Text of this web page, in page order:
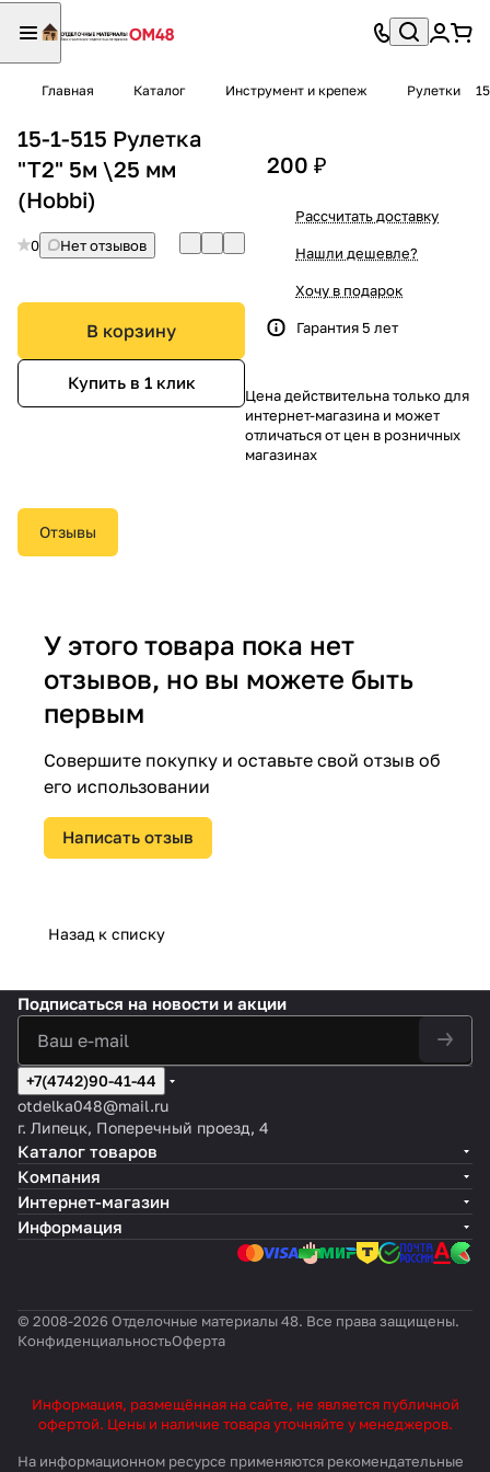
Главная Каталог Инструмент и крепеж Рулетки
15-1-515 Рулетка
"Т2" 5м \25 мм
(Hobbi)
0 Нет отзывов
В корзину
Купить в 1 клик
200 ₽
Рассчитать доставку
Нашли дешевле?
Хочу в подарок
Гарантия 5 лет
Цена действительна только для
интернет-магазина и может
отличаться от цен в розничных
магазинах
Отзывы
У этого товара пока нет
отзывов, но вы можете быть
первым
Совершите покупку и оставьте свой отзыв об
его использовании
Написать отзыв
Назад к списку
Подписаться на новости и акции
+7(4742)90-41-44
otdelka048@mail.ru
г. Липецк, Поперечный проезд, 4
Каталог товаров
Компания
Интернет-магазин
Информация
© 2008-2026 Отделочные материалы 48. Все права защищены.
КонфиденциальностьОферта
Информация, размещённая на сайте, не является публичной
офертой. Цены и наличие товара уточняйте у менеджеров.
На информационном ресурсе применяются рекомендательные